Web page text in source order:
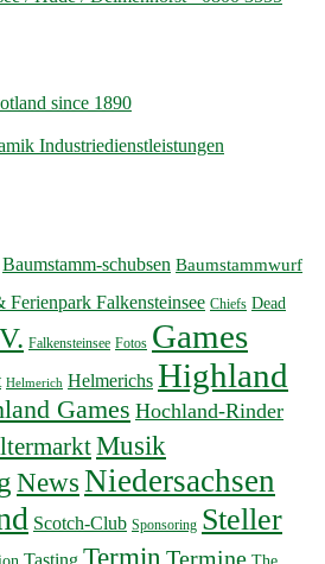
Baumstamm-schubsen Baumstammwurf
Ferienpark Falkensteinsee Chiefs Dead
Falkensteinsee Fotos Games
Helmerich Helmerichs Highland
Games Hochland-Rinder
Musik
News Niedersachsen
Scotch-Club Sponsoring Steller
Termin Termine